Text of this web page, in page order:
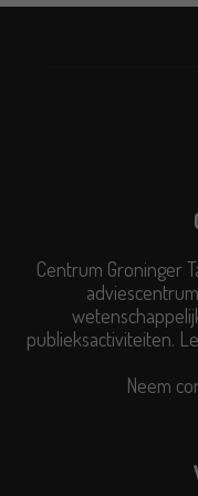
Centrum Groninger
publieksactiviteiten.
Neem